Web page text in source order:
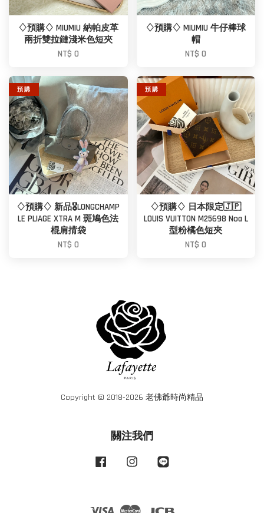
♢預購♢ MIUMIU 納帕皮革
兩折雙拉鏈淺米色短夾
NT$ 0
♢預購♢ MIUMIU 牛仔棒球
帽
NT$ 0
預 購
♢預購♢ 新品🎖️LONGCHAMP
LE PLIAGE XTRA M 斑鳩色法
棍肩揹袋
NT$ 0
預 購
♢預購♢ 日本限定🇯🇵
LOUIS VUITTON M25698 Noa L
型粉橘色短夾
NT$ 0
Copyright © 2018-2026 老佛爺時尚精品
關注我們
Facebook Instagram
Visa Master